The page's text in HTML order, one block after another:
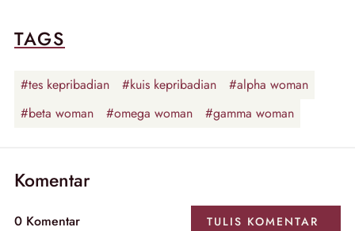
TAGS
#tes kepribadian #kuis kepribadian
#alpha woman
#beta woman
#omega woman #gamma woman
Komentar
0 Komentar TULIS KOMENTAR